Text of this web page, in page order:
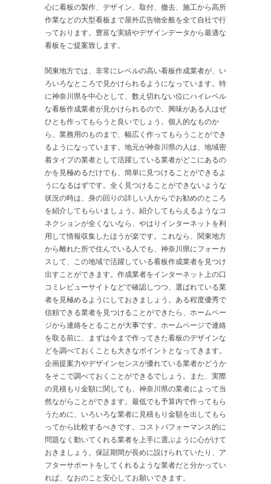
心に看板の製作、デザイン、取付、撤去、施工から高所
作業などの大型看板まで屋外広告物全般を全て自社で行
っております。豊富な実績やデザインデータから最適な
看板をご提案致します。
関東地方では、非常にレベルの高い看板作成業者が、い
ろいろなところで見かけられるようになっています。特
に神奈川県を中心として、数え切れない位にハイレベル
な看板作成業者が見かけられるので、興味がある人はぜ
ひとも作ってもらうと良いでしょう。個人的なものか
ら、業務用のものまで、幅広く作ってもらうことができ
るようになっています。地元が神奈川県の人は、地域密
着タイプの業者として活躍している業者がどこにあるの
かを見極めるだけでも、簡単に見つけることができるよ
うになるはずです。全く見つけることができないような
状況の時は、身の回りの詳しい人からでお勧めのところ
を紹介してもらいましょう。紹介してもらえるようなコ
ネクションが全くないなら、やはりインターネットを利
用して情報収集したほうが楽です。これなら、関東地方
から離れた所で住んでいる人でも、神奈川県にフォーカ
スして、この地域で活躍している看板作成業者を見つけ
出すことができます。作成業者をインターネット上の口
コミレビューサイトなどで確認しつつ、選ばれている業
者を見極めるようにしておきましょう。ある程度優秀で
信頼できる業者を見つけることができたら、ホームペー
ジから連絡をとることが大事です。ホームページで連絡
を取る前に、まずは今まで作ってきた看板のデザインな
どを調べておくことも大きなポイントとなってきます。
企画提案力やデザインセンスが優れている業者かどうか
をそこで調べておくことができるでしょう。また、実際
の見積もり金額に関しても、神奈川県の業者によって当
然ながらことができます。最低でも予算内で作ってもら
うために、いろいろな業者に見積もり金額を出してもら
ってから比較するべきです。コストパフォーマンス的に
問題なく動いてくれる業者を上手に選ぶように心がけて
おきましょう。保証期間が長めに設けられていたり、ア
フターサポートをしてくれるような業者だと分かってい
れば、なおのこと安心してお願いできます。